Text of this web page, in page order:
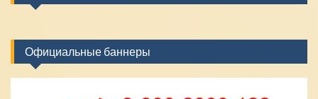
Официальные баннеры